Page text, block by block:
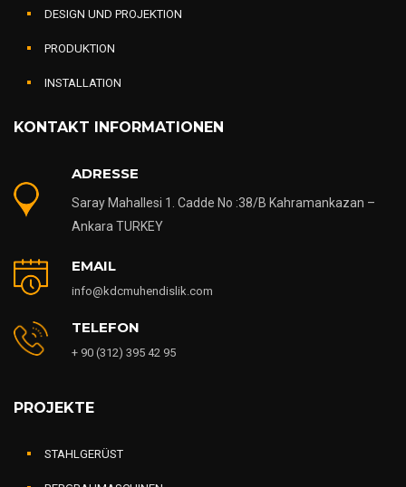
DESIGN UND PROJEKTION
PRODUKTION
INSTALLATION
KONTAKT INFORMATIONEN
ADRESSE
Saray Mahallesi 1. Cadde No :38/B Kahramankazan –
Ankara TURKEY
EMAIL
info@kdcmuhendislik.com
TELEFON
+ 90 (312) 395 42 95
PROJEKTE
STAHLGERÜST
BERGBAUMASCHINEN